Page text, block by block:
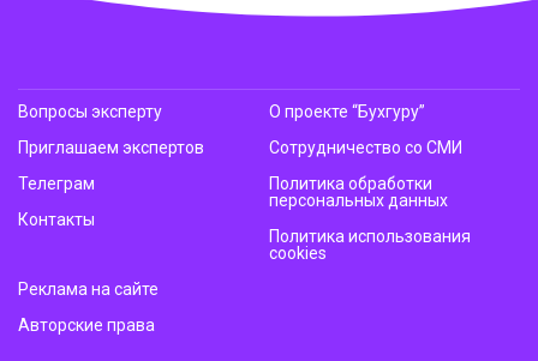
Вопросы эксперту
Приглашаем экспертов
Телеграм
Контакты
О проекте “Бухгуру”
Сотрудничество со СМИ
Политика обработки
персональных данных
Политика использования
cookies
Реклама на сайте
Авторские права